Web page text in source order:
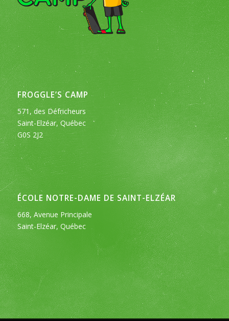
FROGGLE’S CAMP
571, des Défricheurs
Saint-Elzéar, Québec
G0S 2J2
ÉCOLE NOTRE-DAME DE SAINT-ELZÉAR
668, Avenue Principale
Saint-Elzéar, Québec